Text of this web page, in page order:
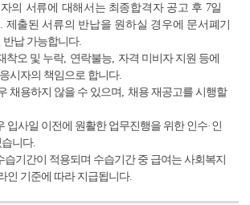
의 서류에 대해서는 최종합격자 공고 후 7일
제출된 서류의 반납을 원하실 경우에 문서폐기
반납 가능합니다.
착오 및 누락, 연락불능 자격 미비자 지원 등에
시자의 책임으로 합니다.
채용하지 않을 수 있으며
채용 재공고를 시행할
입사일 이전에 원활한 업무진행을 위한 인수· 인
습니다.
습기간이 적용되며 수습기간 중 급여는 사회복지
인 기준에 따라 지급됩니다.